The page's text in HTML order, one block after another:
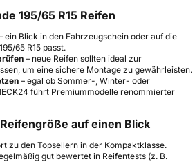
195/65 R15 Reifen
ein Blick in den Fahrzeugschein oder auf die
65 R15 passt.
– neue Reifen sollten ideal zur
um eine sichere Montage zu gewährleisten.
– egal ob Sommer-, Winter- oder
führt Premiummodelle renommierter
auf einen Blick
zu den Topsellern in der Kompaktklasse.
gut bewertet in Reifentests (z. B.